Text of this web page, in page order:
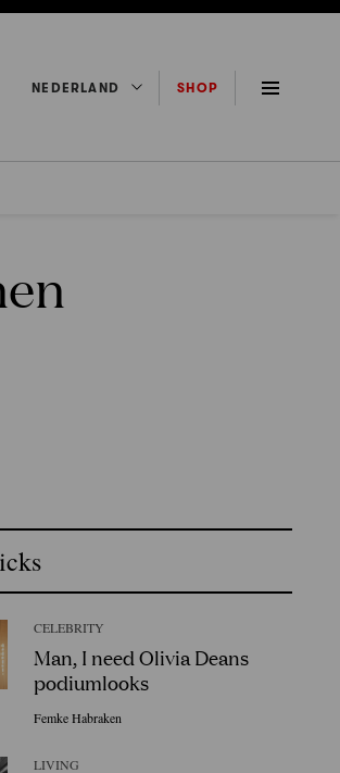
NEDERLAND SHOP
CELEBRITY
Man, I need Olivia Deans
podiumlooks
Femke Habraken
LIVING